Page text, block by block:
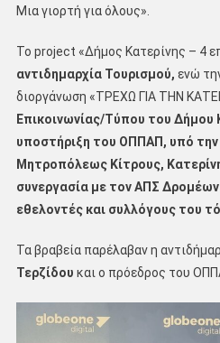
Μια γιορτή για όλους».
Το project «Δήμος Κατερίνης – 4
αντιδημαρχία Τουρισμού, ενώ
διοργάνωση «ΤΡΕΧΩ ΓΙΑ ΤΗΝ
Επικοινωνίας/Τύπου του Δήμου
υποστήριξη του ΟΠΠΑΠ, υπό την
Μητροπόλεως Κίτρους,
συνεργασία με τον ΑΠΣ Δρομέων
εθελοντές και συλλόγους του
Τα βραβεία παρέλαβαν η
Τερζίδου και ο πρόεδρος του